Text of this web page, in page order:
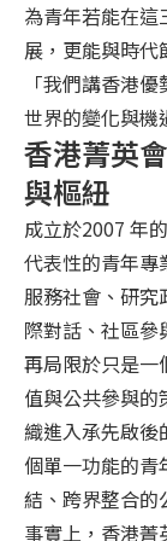
為青年若能在
展，更能與時代
「我們講香港
世界的變化與機
香港菁英
與樞紐
成立於2007 年
代表性的青年專
服務社會、研究
際對話、社區
再局限於只是一
值與公共參與的
織進入承先啟後
個單一功能的青
結、跨界整合的
事實上，香港